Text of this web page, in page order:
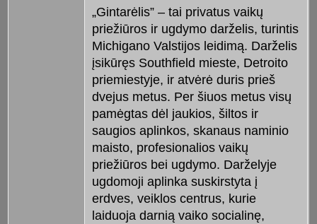
„Gintarėlis” – tai privatus vaikų
priežiūros ir ugdymo darželis, turintis
Michigano Valstijos leidimą. Darželis
įsikūręs Southfield mieste, Detroito
priemiestyje, ir atvėrė duris prieš
dvejus metus. Per šiuos metus visų
pamėgtas dėl jaukios, šiltos ir
saugios aplinkos, skanaus naminio
maisto, profesionalios vaikų
priežiūros bei ugdymo. Darželyje
ugdomoji aplinka suskirstyta į
erdves, veiklos centrus, kurie
laiduoja darnią vaiko socialinę,